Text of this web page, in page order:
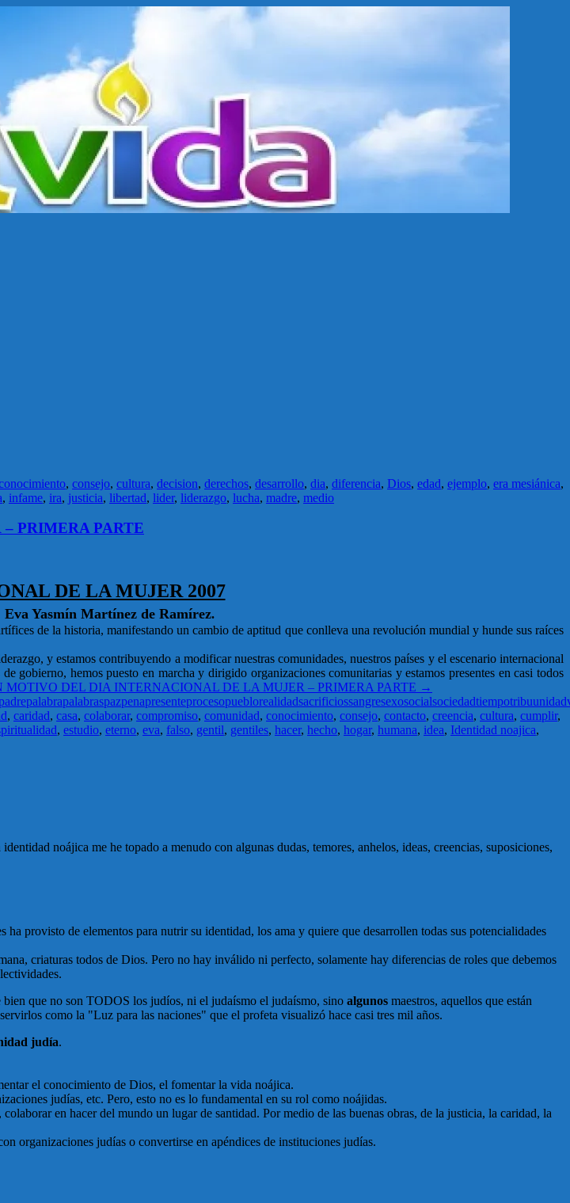
, consejo, cultura, decision, derechos, desarrollo, dia, diferencia, Dios, edad, ejemplo, era mesiánica,
, infame, ira, justicia, libertad, lider, liderazgo, lucha, madre, medio
PRIMERA PARTE
DE LA MUJER 2007
Yasmín Martínez de Ramírez.
de la historia, manifestando un cambio de aptitud que conlleva una revolución mundial y hunde sus raíces
y estamos contribuyendo a modificar nuestras comunidades, nuestros países y el escenario internacional
gobierno, hemos puesto en marcha y dirigido organizaciones comunitarias y estamos presentes en casi todos
MOTIVO DEL DIA INTERNACIONAL DE LA MUJER – PRIMERA PARTE →
palabrapalabraspazpenapresenteprocesopueblorealidadsacrificiossangresexosocialsociedadtiempotribuunidad
, caridad, casa, colaborar, compromiso, comunidad, conocimiento, consejo, contacto, creencia, cultura, cumplir,
, estudio, eterno, eva, falso, gentil, gentiles, hacer, hecho, hogar, humana, idea, Identidad noajica,
noájica me he topado a menudo con algunas dudas, temores, anhelos, ideas, creencias, suposiciones,
provisto de elementos para nutrir su identidad, los ama y quiere que desarrollen todas sus potencialidades
criaturas todos de Dios. Pero no hay inválido ni perfecto, solamente hay diferencias de roles que debemos
bien que no son TODOS los judíos, ni el judaísmo el judaísmo, sino algunos maestros, aquellos que están
como la "Luz para las naciones" que el profeta visualizó hace casi tres mil años.
judía.
el conocimiento de Dios, el fomentar la vida noájica.
judías, etc. Pero, esto no es lo fundamental en su rol como noájidas.
en hacer del mundo un lugar de santidad. Por medio de las buenas obras, de la justicia, la caridad, la
organizaciones judías o convertirse en apéndices de instituciones judías.